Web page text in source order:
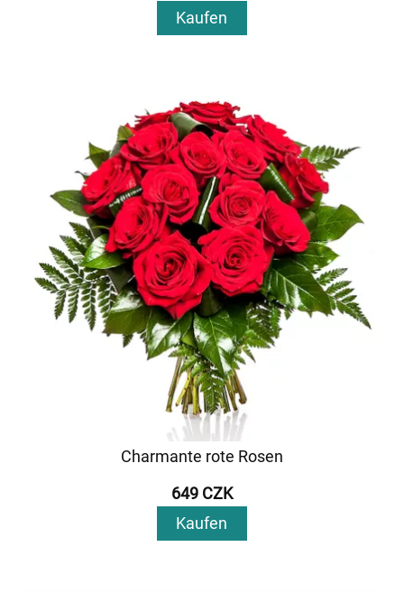
Kaufen
Charmante rote Rosen
649 CZK
Kaufen